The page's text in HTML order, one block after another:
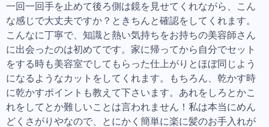
一回一回手を止めて後ろ側は鏡を見せてくれながら、こん
な感じで大丈夫ですか？ときちんと確認をしてくれます。
こんなに丁寧で、知識と熱い気持ちをお持ちの美容師さん
に出会ったのは初めてです。家に帰ってから自分でセット
をする時も美容室でしてもらった仕上がりとほぼ同じよう
になるようなカットをしてくれます。もちろん、乾かす時
に乾かすポイントも教えて下さいます。あれをしろとかこ
れをしてとか難しいことは言われません！私は本当にめん
どくさがりやなので、とにかく簡単に楽に髪のお手入れが